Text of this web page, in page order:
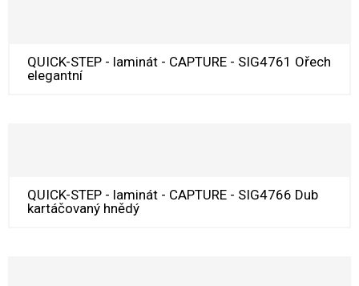
QUICK-STEP - laminát - CAPTURE - SIG4761 Ořech
elegantní
QUICK-STEP - laminát - CAPTURE - SIG4766 Dub
kartáčovaný hnědý